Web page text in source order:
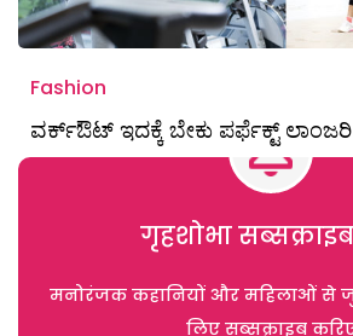
Fashion
ವರ್ಕ್ಔಟ್ ಇದಕ್ಕೆ ಬೇಕು ಪರ್ಫೆಕ್ಟ್ ಲಾಂಜರಿ
गृहशोभा
मनोरंजक कहानियों और महिलाओं से
लिए सब्सक्राइब